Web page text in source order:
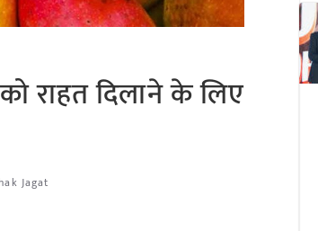
राहत दिलाने के लिए
Jagat